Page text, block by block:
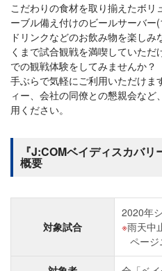
こだわりの食材を取り揃えたボリ
ーブル備え付けのビールサーバー
ドリンクなどのお飲み物を楽し
くまで試合観戦を満喫していた
での観戦体験をしてみませんか？
手ぶらで気軽にご利用いただけま
ィー、会社の同僚との懇親会な
用ください。
『J:COMベイディスカバ
概要
対象試合
2020年
雨天中
ページ